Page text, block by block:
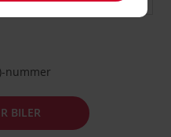
nummer
BILER